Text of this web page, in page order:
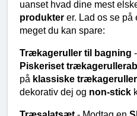
uanset hvad dine mest
produkter er. Lad os se på
meget du kan spare:
Trækageruller til bagning
Piskeriset
på klassiske trækageruller
dekorativ dej og non-stick